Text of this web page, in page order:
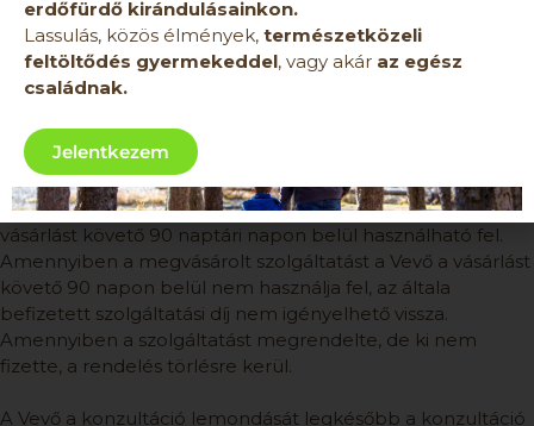
megvalósulásának napján kerül kiszámításra az aznapi
benzinár függvényében. Az útiköltség aznapi költsége
eltérhet a korábbi egyeztetések során előkalkuláció során
9. c) A személyes konzultációkról
A személyes konzultációra vonatkozó szolgáltatás a
vásárlást követő 90 naptári napon belül használható fel.
Amennyiben a megvásárolt szolgáltatást a Vevő a vásárlást
követő 90 napon belül nem használja fel, az általa
befizetett szolgáltatási díj nem igényelhető vissza.
Amennyiben a szolgáltatást megrendelte, de ki nem
fizette, a rendelés törlésre kerül.
A Vevő a konzultáció lemondását legkésőbb a konzultáció
erdőfürdő kirándulásainkon.
Lassulás, közös élmények, természetközeli
feltöltődés gyermekeddel, vagy akár az egész
családnak.
Jelentkezem